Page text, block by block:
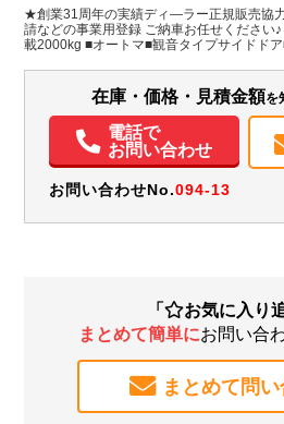
H:2,690
装備情報
パワステ
電動格納ミラー
バックモニター 取扱説明書
★創業31周年の実績ディ―ラー正規販売協
請などの事業用登録 ご納車お任せください
載2000kg ■オートマ■観音タイプサイドド
ラッシング2段■助手席電格納ミラー■バッ
在庫・価格・見積金額を
電話で
お問い合わせ
お問い合わせNo.094-13
「 お気に入り
まとめて簡単にお問い合
まとめて問